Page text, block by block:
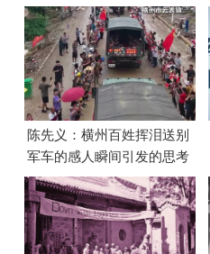
陈先义：横州百姓挥泪送别
军车的感人瞬间引发的思考